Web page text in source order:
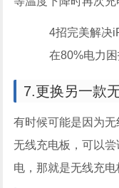
4招完美解决
在80%电力
7.更换另一款
有时候可能是因为
无线充电板，可以
电，那就是无线充电